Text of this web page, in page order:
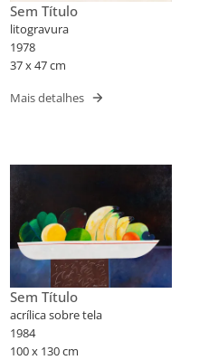
Sem Título
litogravura
1978
37 x 47 cm
Mais detalhes
Sem Título
acrílica sobre tela
1984
100 x 130 cm